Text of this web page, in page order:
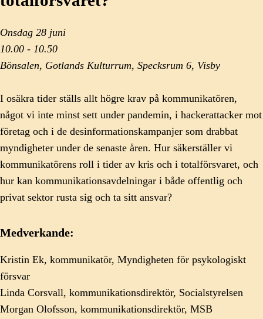
Onsdag 28 juni
10.00 - 10.50
Bönsalen, Gotlands Kulturrum, Specksrum 6, Visby
I osäkra tider ställs allt högre krav på kommunikatören,
något vi inte minst sett under pandemin, i hackerattacker mot
företag och i de desinformationskampanjer som drabbat
myndigheter under de senaste åren. Hur säkerställer vi
kommunikatörens roll i tider av kris och i totalförsvaret, och
hur kan kommunikationsavdelningar i både offentlig och
privat sektor rusta sig och ta sitt ansvar?
Medverkande:
Kristin Ek, kommunikatör, Myndigheten för psykologiskt
försvar
Linda Corsvall, kommunikationsdirektör, Socialstyrelsen
Morgan Olofsson, kommunikationsdirektör, MSB